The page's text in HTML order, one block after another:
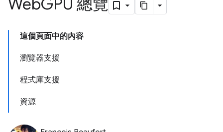
WebGPU 總覽
這個頁面中的內容
瀏覽器支援
程式庫支援
資源